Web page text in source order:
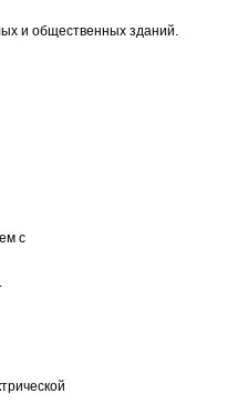
и общественных зданий.
с